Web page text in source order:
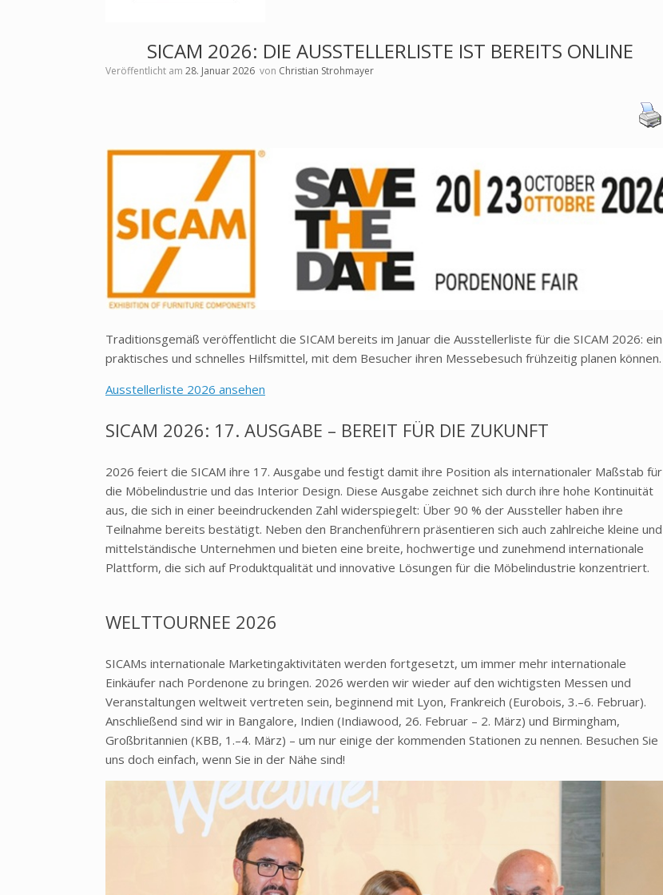
SICAM 2026: DIE AUSSTELLERLISTE IST BEREITS ONLINE
Veröffentlicht am 28. Januar 2026 von Christian Strohmayer
Traditionsgemäß veröffentlicht die SICAM bereits im Januar die Ausstellerliste für die SICAM 2026: ein
praktisches und schnelles Hilfsmittel, mit dem Besucher ihren Messebesuch frühzeitig planen können.
Ausstellerliste 2026 ansehen
SICAM 2026: 17. AUSGABE – BEREIT FÜR DIE ZUKUNFT
2026 feiert die SICAM ihre 17. Ausgabe und festigt damit ihre Position als internationaler Maßstab für
die Möbelindustrie und das Interior Design. Diese Ausgabe zeichnet sich durch ihre hohe Kontinuität
aus, die sich in einer beeindruckenden Zahl widerspiegelt: Über 90 % der Aussteller haben ihre
Teilnahme bereits bestätigt. Neben den Branchenführern präsentieren sich auch zahlreiche kleine und
mittelständische Unternehmen und bieten eine breite, hochwertige und zunehmend internationale
Plattform, die sich auf Produktqualität und innovative Lösungen für die Möbelindustrie konzentriert.
WELTTOURNEE 2026
SICAMs internationale Marketingaktivitäten werden fortgesetzt, um immer mehr internationale
Einkäufer nach Pordenone zu bringen. 2026 werden wir wieder auf den wichtigsten Messen und
Veranstaltungen weltweit vertreten sein, beginnend mit Lyon, Frankreich (Eurobois, 3.–6. Februar).
Anschließend sind wir in Bangalore, Indien (Indiawood, 26. Februar – 2. März) und Birmingham,
Großbritannien (KBB, 1.–4. März) – um nur einige der kommenden Stationen zu nennen. Besuchen Sie
uns doch einfach, wenn Sie in der Nähe sind!